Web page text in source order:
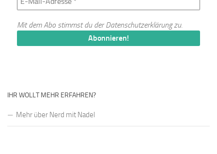
Mit dem Abo stimmst du derDatenschutzerklärungzu.
IHR WOLLT MEHR ERFAHREN?
Mehr über Nerd mit Nadel